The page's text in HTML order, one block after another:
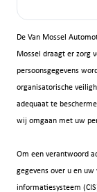
De Van Mossel
Mossel draagt er zorg
persoonsgegevens
organisatorische
adequaat te
wij omgaan met uw
Om een verantwoord
gegevens over u en
informatiesysteem